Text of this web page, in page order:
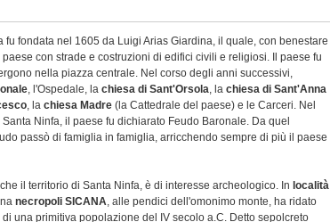
fondata nel 1605 da Luigi Arias Giardina, il quale, con benestare
con strade e costruzioni di edifici civili e religiosi. Il paese fu
nella piazza centrale. Nel corso degli anni successivi,
, l'Ospedale, la chiesa di Sant'Orsola, la chiesa di Sant'Anna
, la chiesa Madre (la Cattedrale del paese) e le Carceri. Nel
Ninfa, il paese fu dichiarato Feudo Baronale. Da quel
passò di famiglia in famiglia, arricchendo sempre di più il paese
il territorio di Santa Ninfa, è di interesse archeologico. In località
necropoli SICANA, alle pendici dell'omonimo monte, ha ridato
una primitiva popolazione del IV secolo a.C. Detto sepolcreto